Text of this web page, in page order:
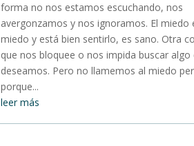
forma no nos estamos escuchando, nos
avergonzamos y nos ignoramos. El miedo
miedo y está bien sentirlo, es sano. Otra
que nos bloquee o nos impida buscar algo
deseamos. Pero no llamemos al miedo
porque...
leer más